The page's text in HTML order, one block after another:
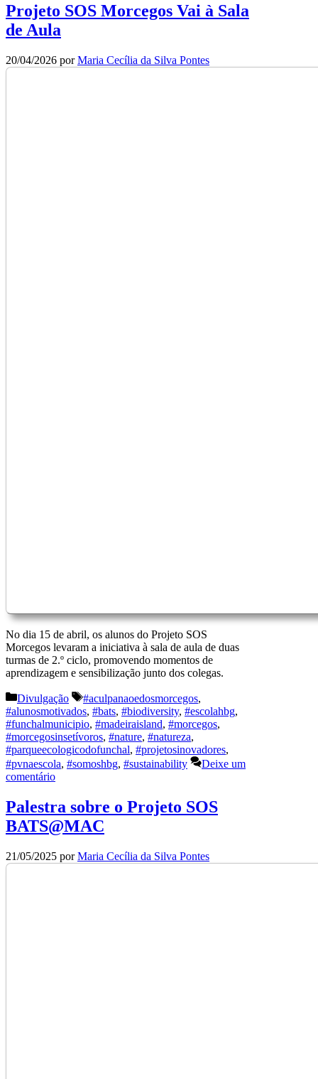
Projeto SOS Morcegos Vai à Sala
de Aula
20/04/2026 porMaria Cecília da Silva Pontes
No dia 15 de abril, os alunos do Projeto SOS
Morcegos levaram a iniciativa à sala de aula de duas
turmas de 2.º ciclo, promovendo momentos de
aprendizagem e sensibilização junto dos colegas.
Categorias
Divulgação Etiquetas
#aculpanaoedosmorcegos,
#alunosmotivados, #bats, #biodiversity, #escolahbg,
#funchalmunicipio, #madeiraisland, #morcegos,
#morcegosinsetívoros, #nature, #natureza,
#parqueecologicodofunchal, #projetosinovadores,
#pvnaescola, #somoshbg, #sustainability
Deixe um
comentário
Palestra sobre o Projeto SOS
BATS@MAC
21/05/2025 porMaria Cecília da Silva Pontes